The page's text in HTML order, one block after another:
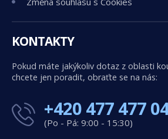
KONTAKTY
Pokud máte jakýkoliv dotaz z oblasti
chcete jen poradit, obraťte se na nás:
+420 477 477
(Po - Pá: 9:00 - 15:30)